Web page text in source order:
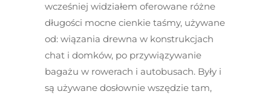
wcześniej widziałem oferowane różne
długości mocne cienkie taśmy, używane
od: wiązania drewna w konstrukcjach
chat i domków, po przywiązywanie
bagażu w rowerach i autobusach. Były i
są używane dosłownie wszędzie tam,